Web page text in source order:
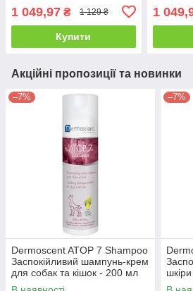
1 049,97 ₴ 1 129 ₴
Купити
1
Акційні пропозиції та новинки
–7%
Dermoscent ATOP 7 Shampoo
Заспокійливий шампунь-крем
для собак та кішок - 200 мл
–7%